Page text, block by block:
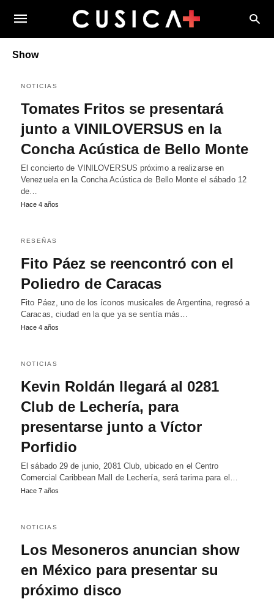
Show
NOTICIAS
Tomates Fritos se presentará
junto a VINILOVERSUS en la
Concha Acústica de Bello Monte
El concierto de VINILOVERSUS próximo a realizarse en
Venezuela en la Concha Acústica de Bello Monte el sábado 12
de…
Hace 4 años
RESEÑAS
Fito Páez se reencontró con el
Poliedro de Caracas
Fito Páez, uno de los íconos musicales de Argentina, regresó a
Caracas, ciudad en la que ya se sentía más…
Hace 4 años
NOTICIAS
Kevin Roldán llegará al 0281
Club de Lechería, para
presentarse junto a Víctor
Porfidio
El sábado 29 de junio, 2081 Club, ubicado en el Centro
Comercial Caribbean Mall de Lechería, será tarima para el…
Hace 7 años
NOTICIAS
Los Mesoneros anuncian show
en México para presentar su
próximo disco